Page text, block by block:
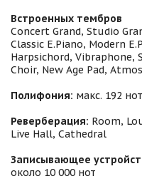
Встроенных тембров
Concert Grand, Studio
Classic E.Piano, Modern
Harpsichord, Vibraphone,
Choir, New Age Pad,
Полифония: макс. 192
Реверберация: Room,
Live Hall, Cathedral
Записывающее
около 10 000 нот